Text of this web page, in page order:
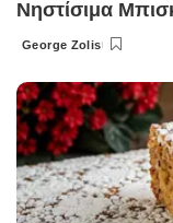
Νηστίσιμα
Posted
George Zolis